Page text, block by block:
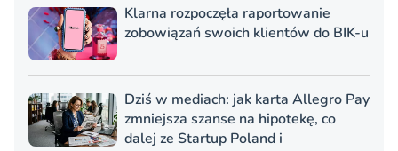
Klarna rozpoczęła raportowanie
zobowiązań swoich klientów do BIK-u
Dziś w mediach: jak karta Allegro Pay
zmniejsza szanse na hipotekę, co
dalej ze Startup Poland i